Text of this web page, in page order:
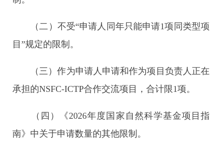
（二）不受“申请人同年只能申请1项同类型项
目”规定的限制。
（三）作为申请人申请和作为项目负责人正在
承担的NSFC-ICTP合作交流项目，合计限1项。
（四）《2026年度国家自然科学基金项目指
南》中关于申请数量的其他限制。